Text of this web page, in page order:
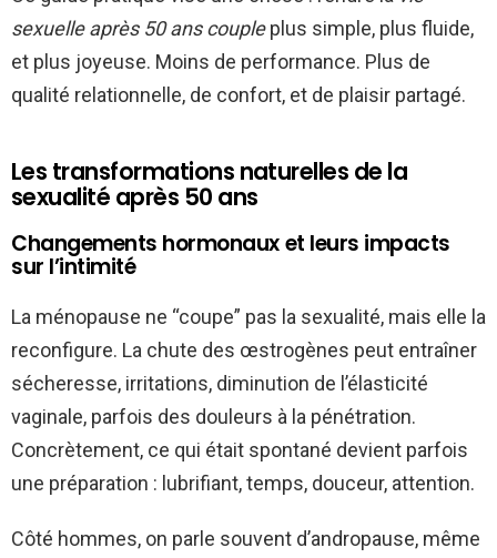
sexuelle après 50 ans coupleplus simple, plus fluide,
et plus joyeuse. Moins de performance. Plus de
qualité relationnelle, de confort, et de plaisir partagé.
Les transformations naturelles de la
sexualité après 50 ans
Changements hormonaux et leurs impacts
sur l’intimité
La ménopause ne “coupe” pas la sexualité, mais elle la
reconfigure. La chute des œstrogènes peut entraîner
sécheresse, irritations, diminution de l’élasticité
vaginale, parfois des douleurs à la pénétration.
Concrètement, ce qui était spontané devient parfois
une préparation : lubrifiant, temps, douceur, attention.
Côté hommes, on parle souvent d’andropause, même